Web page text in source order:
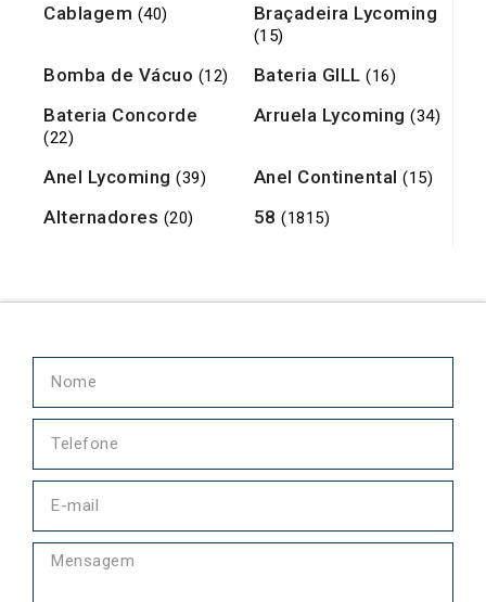
Cablagem (40) Braçadeira Lycoming
(15)
Bomba de Vácuo (12) Bateria GILL (16)
Bateria Concorde
(22)
Arruela Lycoming (34)
Anel Lycoming (39) Anel Continental (15)
Alternadores (20) 58 (1815)